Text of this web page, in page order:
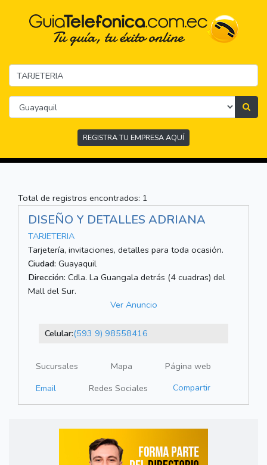
REGISTRA TU EMPRESA AQUÍ
Total de registros encontrados: 1
DISEÑO Y DETALLES ADRIANA
TARJETERIA
Tarjetería, invitaciones, detalles para toda ocasión.
Ciudad: Guayaquil
Dirección: Cdla. La Guangala detrás (4 cuadras) del
Mall del Sur.
Ver Anuncio
Celular:(593 9) 98558416
Sucursales Mapa
Página web
Email
Redes Sociales Compartir